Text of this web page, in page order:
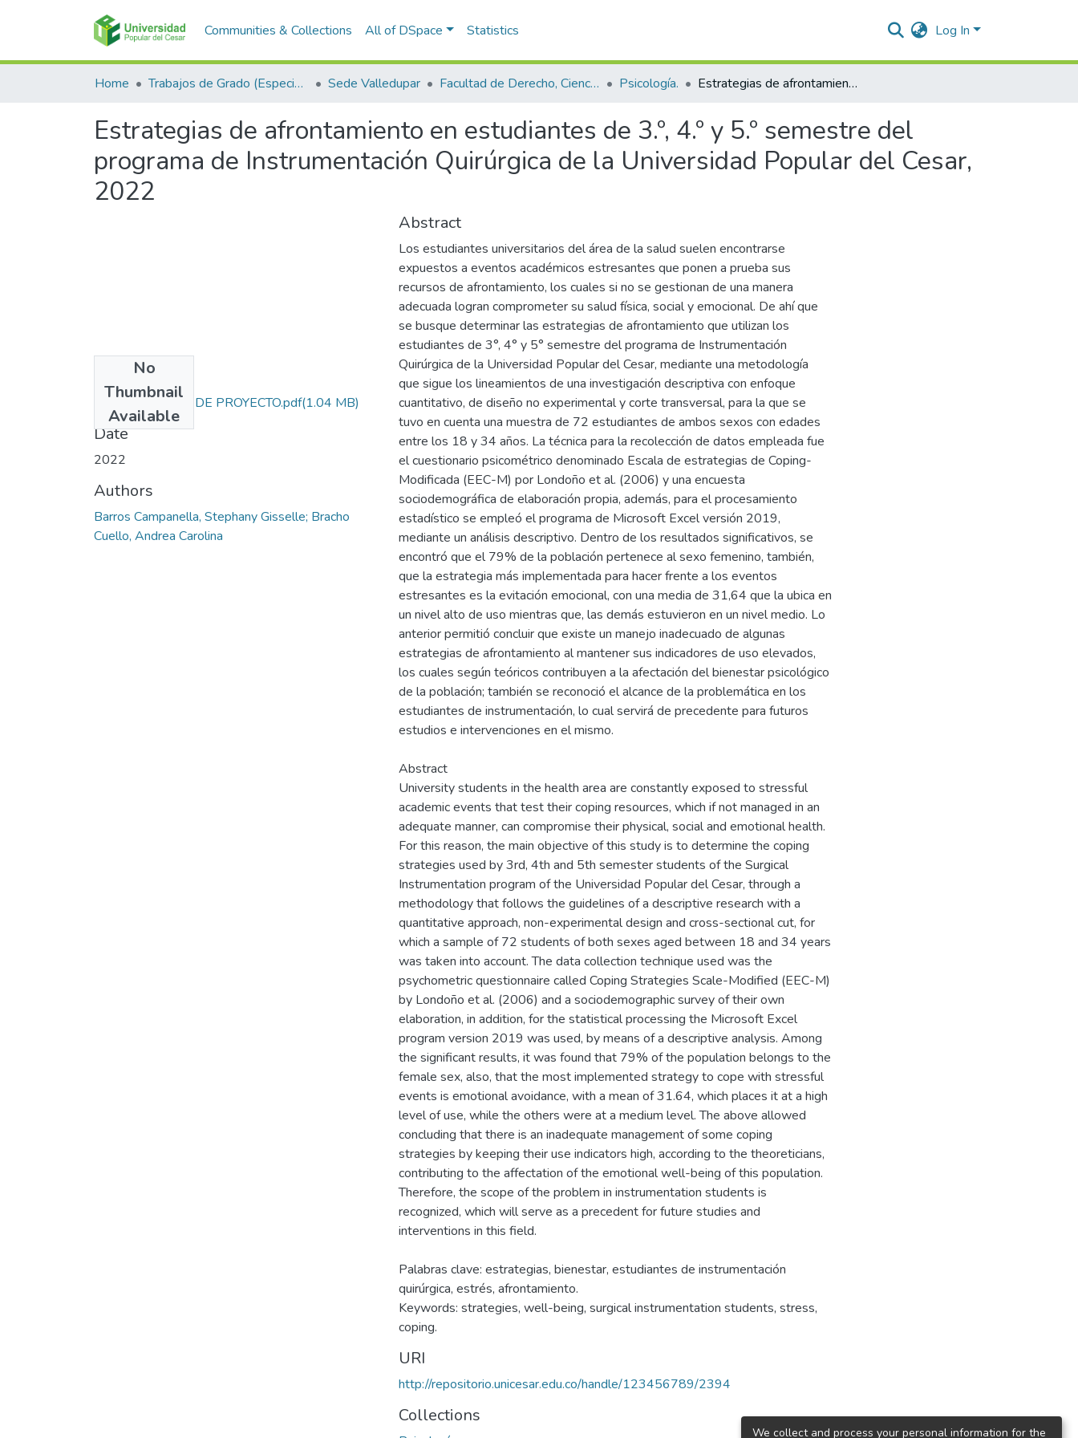
Communities & Collections All of DSpace Statistics Log In
Home Trabajos de Grado (Especializaciones y Pregrados) Sede Valledupar Facultad de Derecho, Ciencias Políticas y Sociales. Psicología. Estrategias de afrontamiento en estudiantes de 3.º, 4.º y 5.º semestre del programa de Instrumentación Quirúrgica de la Universidad Popular del Cesar, 2022
Estrategias de afrontamiento en estudiantes de 3.º, 4.º y 5.º semestre del
programa de Instrumentación Quirúrgica de la Universidad Popular del Cesar,
2022
No
Thumbnail
Available
INFORME FINAL DE PROYECTO.pdf(1.04 MB)
Date
2022
Authors
Barros Campanella, Stephany Gisselle; Bracho
Cuello, Andrea Carolina
Abstract
Los estudiantes universitarios del área de la salud suelen encontrarse
expuestos a eventos académicos estresantes que ponen a prueba sus
recursos de afrontamiento, los cuales si no se gestionan de una manera
adecuada logran comprometer su salud física, social y emocional. De ahí que
se busque determinar las estrategias de afrontamiento que utilizan los
estudiantes de 3°, 4° y 5° semestre del programa de Instrumentación
Quirúrgica de la Universidad Popular del Cesar, mediante una metodología
que sigue los lineamientos de una investigación descriptiva con enfoque
cuantitativo, de diseño no experimental y corte transversal, para la que se
tuvo en cuenta una muestra de 72 estudiantes de ambos sexos con edades
entre los 18 y 34 años. La técnica para la recolección de datos empleada fue
el cuestionario psicométrico denominado Escala de estrategias de Coping-
Modificada (EEC-M) por Londoño et al. (2006) y una encuesta
sociodemográfica de elaboración propia, además, para el procesamiento
estadístico se empleó el programa de Microsoft Excel versión 2019,
mediante un análisis descriptivo. Dentro de los resultados significativos, se
encontró que el 79% de la población pertenece al sexo femenino, también,
que la estrategia más implementada para hacer frente a los eventos
estresantes es la evitación emocional, con una media de 31,64 que la ubica en
un nivel alto de uso mientras que, las demás estuvieron en un nivel medio. Lo
anterior permitió concluir que existe un manejo inadecuado de algunas
estrategias de afrontamiento al mantener sus indicadores de uso elevados,
los cuales según teóricos contribuyen a la afectación del bienestar psicológico
de la población; también se reconoció el alcance de la problemática en los
estudiantes de instrumentación, lo cual servirá de precedente para futuros
estudios e intervenciones en el mismo.
Abstract
University students in the health area are constantly exposed to stressful
academic events that test their coping resources, which if not managed in an
adequate manner, can compromise their physical, social and emotional health.
For this reason, the main objective of this study is to determine the coping
strategies used by 3rd, 4th and 5th semester students of the Surgical
Instrumentation program of the Universidad Popular del Cesar, through a
methodology that follows the guidelines of a descriptive research with a
quantitative approach, non-experimental design and cross-sectional cut, for
which a sample of 72 students of both sexes aged between 18 and 34 years
was taken into account. The data collection technique used was the
psychometric questionnaire called Coping Strategies Scale-Modified (EEC-M)
by Londoño et al. (2006) and a sociodemographic survey of their own
elaboration, in addition, for the statistical processing the Microsoft Excel
program version 2019 was used, by means of a descriptive analysis. Among
the significant results, it was found that 79% of the population belongs to the
female sex, also, that the most implemented strategy to cope with stressful
events is emotional avoidance, with a mean of 31.64, which places it at a high
level of use, while the others were at a medium level. The above allowed
concluding that there is an inadequate management of some coping
strategies by keeping their use indicators high, according to the theoreticians,
contributing to the affectation of the emotional well-being of this population.
Therefore, the scope of the problem in instrumentation students is
recognized, which will serve as a precedent for future studies and
interventions in this field.
Palabras clave: estrategias, bienestar, estudiantes de instrumentación
quirúrgica, estrés, afrontamiento.
Keywords: strategies, well-being, surgical instrumentation students, stress,
coping.
URI
http://repositorio.unicesar.edu.co/handle/123456789/2394
Collections
We collect and process your personal information for the